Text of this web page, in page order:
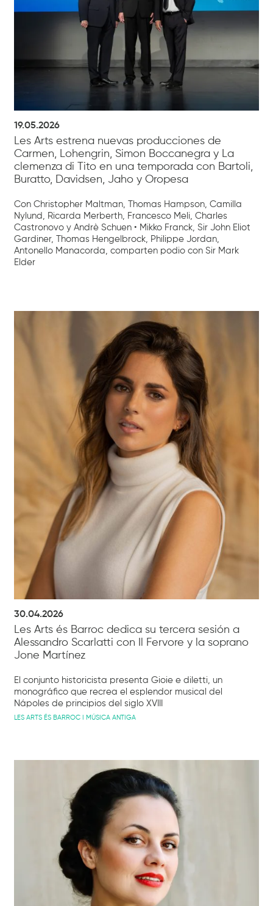
19.05.2026
Les Arts estrena nuevas producciones de
Carmen, Lohengrin, Simon Boccanegra y La
clemenza di Tito en una temporada con Bartoli,
Buratto, Davidsen, Jaho y Oropesa
Con Christopher Maltman, Thomas Hampson, Camilla
Nylund, Ricarda Merberth, Francesco Meli, Charles
Castronovo y Andrè Schuen • Mikko Franck, Sir John Eliot
Gardiner, Thomas Hengelbrock, Philippe Jordan,
Antonello Manacorda, comparten podio con Sir Mark
Elder
30.04.2026
Les Arts és Barroc dedica su tercera sesión a
Alessandro Scarlatti con Il Fervore y la soprano
Jone Martínez
El conjunto historicista presenta Gioie e diletti, un
monográfico que recrea el esplendor musical del
Nápoles de principios del siglo XVIII
LES ARTS ÉS BARROC I MÚSICA ANTIGA